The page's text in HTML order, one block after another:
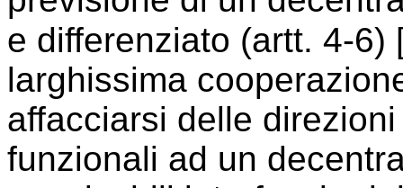
e differenziato (artt. 4-6)
larghissima
affacciarsi delle
funzionali ad un